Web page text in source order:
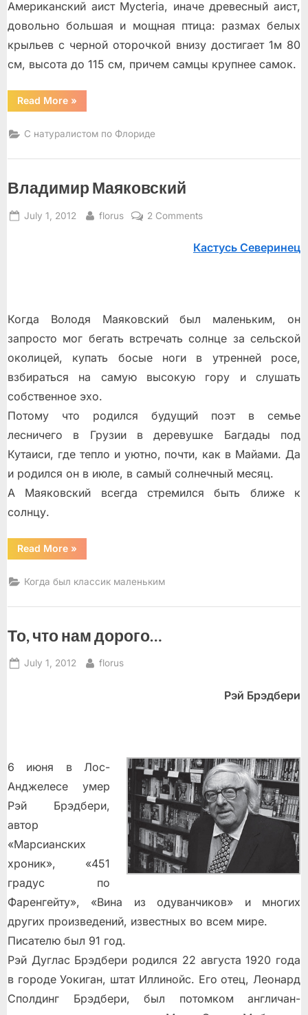
Американский аист Mycteria, иначе древесный аист,
довольно большая и мощная птица: размах белых
крыльев с черной оторочкой внизу достигает 1м 80
см, высота до 115 см, причем самцы крупнее самок.
Read More“Ибис
и
»
С натуралистом по Флориде
Владимир Маяковский
Posted
July 1, 2012 By
florus 2 Commentson
Маяковский
Кастусь Северинец
Когда Володя Маяковский был маленьким, он
запросто мог бегать встречать солнце за сельской
околицей, купать босые ноги в утренней росе,
взбираться на самую высокую гору и слушать
собственное эхо.
Потому что родился будущий поэт в семье
лесничего в Грузии в деревушке Багдады под
Кутаиси, где тепло и уютно, почти, как в Майами. Да
и родился он в июле, в самый солнечный месяц.
А Маяковский всегда стремился быть ближе к
солнцу.
Read More“Владимир
Маяковский”
»
Когда был классик маленьким
То, что нам дорого…
Posted
July 1, 2012 By
florus
Рэй Брэдбери
6 июня в Лос-
Анджелесе умер
Рэй Брэдбери,
автор
«Марсианских
хроник», «451
градус по
Фаренгейту», «Вина из одуванчиков» и многих
других произведений, известных во всем мире.
Писателю был 91 год.
Рэй Дуглас Брэдбери родился 22 августа 1920 года
в городе Уокиган, штат Иллинойс. Его отец, Леонард
Сполдинг Брэдбери, был потомком англичан-